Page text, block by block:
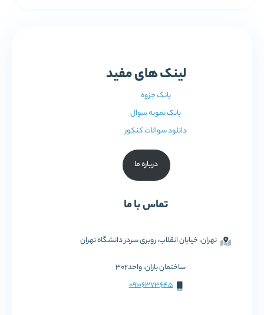
لینک های مفید
بانک جزوه
بانک نمونه سوال
دانلود سوالات کنکور
درباره ما
تماس با ما
تهران، خیابان انقلاب، روبری سردر دانشگاه تهران
ساختمان باران، واحد302
09106373645